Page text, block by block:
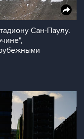
Сан-Паулу.